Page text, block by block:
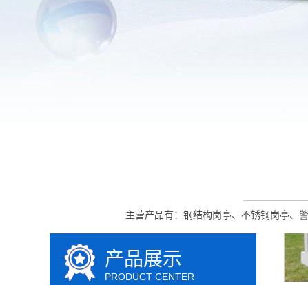
主营产品有：钢结构岗亭、不锈钢岗亭、
产品展示
PRODUCT CENTER